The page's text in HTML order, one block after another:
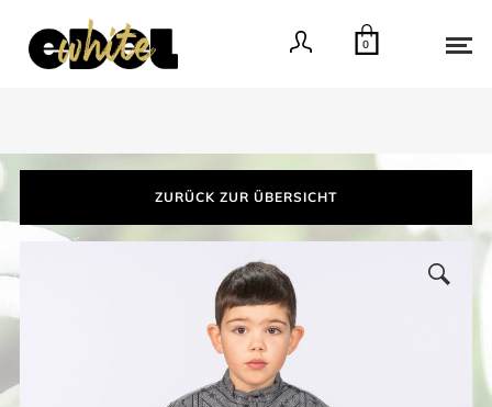
0
ZURÜCK ZUR ÜBERSICHT